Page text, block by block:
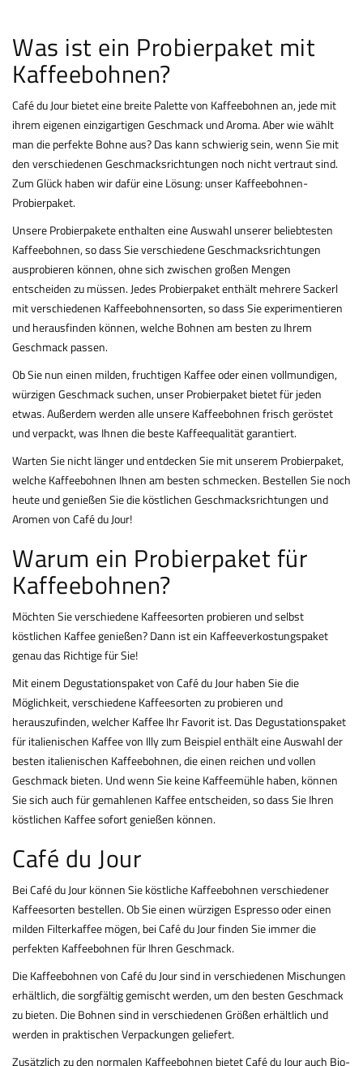
Was ist ein Probierpaket mit
Kaffeebohnen?
Café du Jour bietet eine breite Palette von Kaffeebohnen an, jede mit
ihrem eigenen einzigartigen Geschmack und Aroma. Aber wie wählt
man die perfekte Bohne aus? Das kann schwierig sein, wenn Sie mit
den verschiedenen Geschmacksrichtungen noch nicht vertraut sind.
Zum Glück haben wir dafür eine Lösung: unser Kaffeebohnen-
Probierpaket.
Unsere Probierpakete enthalten eine Auswahl unserer beliebtesten
Kaffeebohnen, so dass Sie verschiedene Geschmacksrichtungen
ausprobieren können, ohne sich zwischen großen Mengen
entscheiden zu müssen. Jedes Probierpaket enthält mehrere Sackerl
mit verschiedenen Kaffeebohnensorten, so dass Sie experimentieren
und herausfinden können, welche Bohnen am besten zu Ihrem
Geschmack passen.
Ob Sie nun einen milden, fruchtigen Kaffee oder einen vollmundigen,
würzigen Geschmack suchen, unser Probierpaket bietet für jeden
etwas. Außerdem werden alle unsere Kaffeebohnen frisch geröstet
und verpackt, was Ihnen die beste Kaffeequalität garantiert.
Warten Sie nicht länger und entdecken Sie mit unserem Probierpaket,
welche Kaffeebohnen Ihnen am besten schmecken. Bestellen Sie noch
heute und genießen Sie die köstlichen Geschmacksrichtungen und
Aromen von Café du Jour!
Warum ein Probierpaket für
Kaffeebohnen?
Möchten Sie verschiedene Kaffeesorten probieren und selbst
köstlichen Kaffee genießen? Dann ist ein Kaffeeverkostungspaket
genau das Richtige für Sie!
Mit einem Degustationspaket von Café du Jour haben Sie die
Möglichkeit, verschiedene Kaffeesorten zu probieren und
herauszufinden, welcher Kaffee Ihr Favorit ist. Das Degustationspaket
für italienischen Kaffee von Illy zum Beispiel enthält eine Auswahl der
besten italienischen Kaffeebohnen, die einen reichen und vollen
Geschmack bieten. Und wenn Sie keine Kaffeemühle haben, können
Sie sich auch für gemahlenen Kaffee entscheiden, so dass Sie Ihren
köstlichen Kaffee sofort genießen können.
Café du Jour
Bei Café du Jour können Sie köstliche Kaffeebohnen verschiedener
Kaffeesorten bestellen. Ob Sie einen würzigen Espresso oder einen
milden Filterkaffee mögen, bei Café du Jour finden Sie immer die
perfekten Kaffeebohnen für Ihren Geschmack.
Die Kaffeebohnen von Café du Jour sind in verschiedenen Mischungen
erhältlich, die sorgfältig gemischt werden, um den besten Geschmack
zu bieten. Die Bohnen sind in verschiedenen Größen erhältlich und
werden in praktischen Verpackungen geliefert.
Zusätzlich zu den normalen Kaffeebohnen bietet Café du Jour auch Bio-